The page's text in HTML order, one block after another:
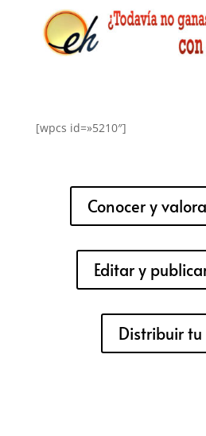
[wpcs id=»5210″]
Conocer y
Editar y
Distribuir